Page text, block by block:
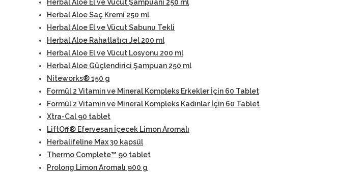
Herbal Aloe El ve Vücut Şampuanı 250 ml
Herbal Aloe Saç Kremi 250 ml
Herbal Aloe El ve Vücut Sabunu Tekli
Herbal Aloe Rahatlatıcı Jel 200 ml
Herbal Aloe El ve Vücut Losyonu 200 ml
Herbal Aloe Güçlendirici Şampuan 250 ml
Niteworks® 150 g
Formül 2 Vitamin ve Mineral Kompleks Erkekler İçin 60 Tablet
Formül 2 Vitamin ve Mineral Kompleks Kadınlar İçin 60 Tablet
Xtra-Cal 90 tablet
LiftOff® Efervesan İçecek Limon Aromalı
Herbalifeline Max 30 kapsül
Thermo Complete™ 90 tablet
Prolong Limon Aromalı 900 g